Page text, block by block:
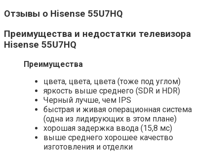
Отзывы о Hisense 55U7HQ
Преимущества и недостатки телевизора
Hisense 55U7HQ
Преимущества
цвета, цвета, цвета (тоже под углом)
яркость выше среднего (SDR и HDR)
Черный лучше, чем IPS
быстрая и живая операционная система
(одна из лидирующих в этом плане)
хорошая задержка ввода (15,8 мс)
выше среднего хорошее качество
изготовления и отделки